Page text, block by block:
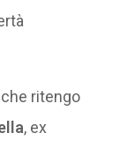
ritengo
, ex